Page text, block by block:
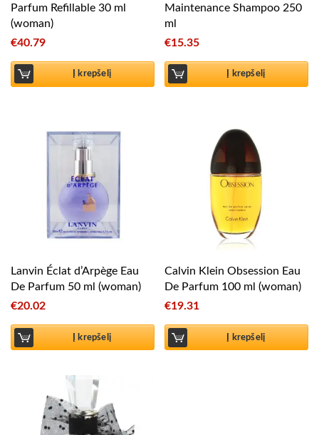
Parfum Refillable 30 ml
(woman)
€40.79
Į krepšelį
Maintenance Shampoo 250
ml
€15.35
Į krepšelį
Lanvin Éclat d’Arpège Eau
De Parfum 50 ml (woman)
€20.02
Į krepšelį
Calvin Klein Obsession Eau
De Parfum 100 ml (woman)
€19.31
Į krepšelį